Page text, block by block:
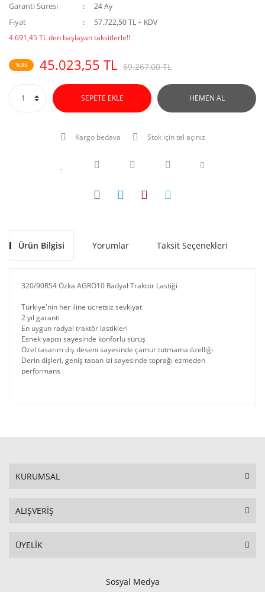
Garanti Süresi 24 Ay
Fiyat
57.722,50 TL + KDV
4.691,45 TL den başlayan taksitlerle!!
%35 45.023,55 TL 69.267,00 TL
SEPETE EKLE HEMEN AL
Kargo bedava Stok için tel açınız
Ürün Bilgisi Yorumlar Taksit Seçenekleri
320/90R54 Özka AGRÖ10 Radyal Traktör Lastiği
Türkiye'nin her iline ücretsiz sevkiyat
2 yıl garanti
En uygun radyal traktör lastikleri
Esnek yapısı sayesinde konforlu sürüş
Özel tasarım diş deseni sayesinde çamur tutmama özelliği
Derin dişleri, geniş taban izi sayesinde toprağı ezmeden
performans
KURUMSAL
ALIŞVERİŞ
ÜYELİK
Sosyal Medya